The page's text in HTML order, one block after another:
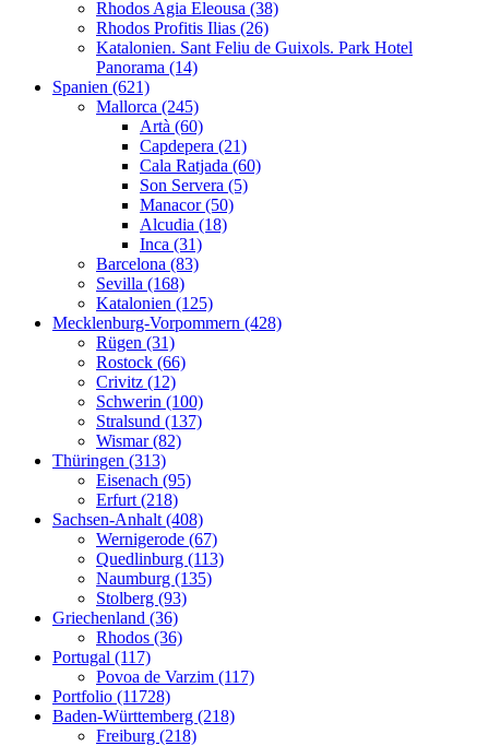
Rhodos Agia Eleousa (38)
Rhodos Profitis Ilias (26)
Katalonien. Sant Feliu de Guixols. Park Hotel
Panorama (14)
Spanien (621)
Mallorca (245)
Artà (60)
Capdepera (21)
Cala Ratjada (60)
Son Servera (5)
Manacor (50)
Alcudia (18)
Inca (31)
Barcelona (83)
Sevilla (168)
Katalonien (125)
Mecklenburg-Vorpommern (428)
Rügen (31)
Rostock (66)
Crivitz (12)
Schwerin (100)
Stralsund (137)
Wismar (82)
Thüringen (313)
Eisenach (95)
Erfurt (218)
Sachsen-Anhalt (408)
Wernigerode (67)
Quedlinburg (113)
Naumburg (135)
Stolberg (93)
Griechenland (36)
Rhodos (36)
Portugal (117)
Povoa de Varzim (117)
Portfolio (11728)
Baden-Württemberg (218)
Freiburg (218)